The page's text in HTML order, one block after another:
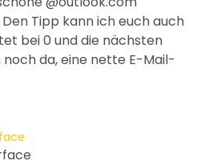
Tipp kann ich euch auch
bei 0 und die nächsten
noch da, eine nette E-Mail-